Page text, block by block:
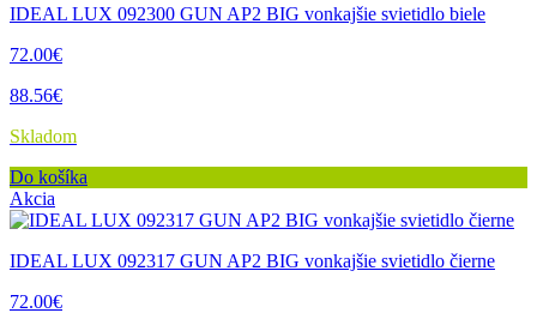
IDEAL LUX 092300 GUN AP2 BIG vonkajšie svietidlo biele
72.00€
88.56€
Skladom
Do košíka
Akcia
IDEAL LUX 092317 GUN AP2 BIG vonkajšie svietidlo čierne
72.00€